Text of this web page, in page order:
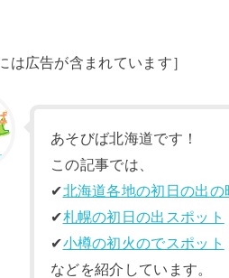
は広告が含まれています］
あそびば北海道です！
この記事では、
✔︎北海道各地の初日の出の
✔︎札幌の初日の出スポット
✔︎小樽の初火のでスポット
などを紹介しています。